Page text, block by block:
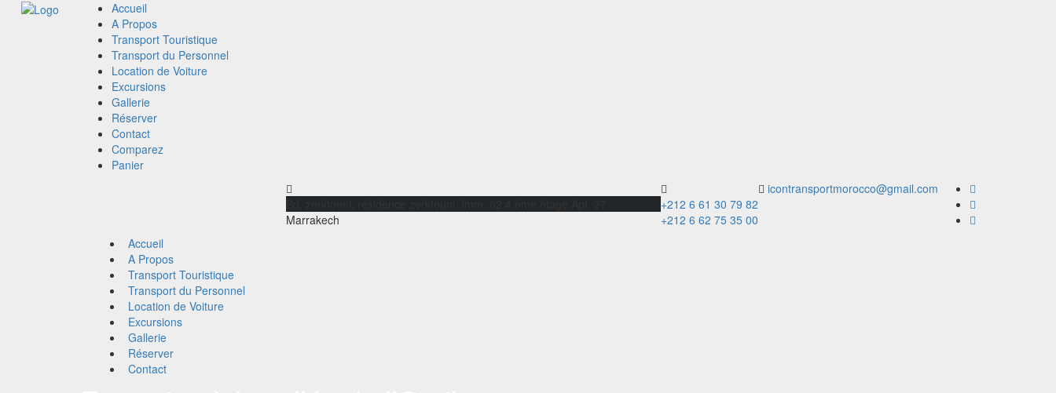
Accueil
A Propos
Transport Touristique
Transport du Personnel
Location de Voiture
Excursions
Gallerie
Réserver
Contact
Comparez
Panier
icontransportmorocco@gmail.com
+212 6 61 30 79 82
+212 6 62 75 35 00
Accueil
A Propos
Transport Touristique
Transport du Personnel
Location de Voiture
Excursions
Gallerie
Réserver
Contact